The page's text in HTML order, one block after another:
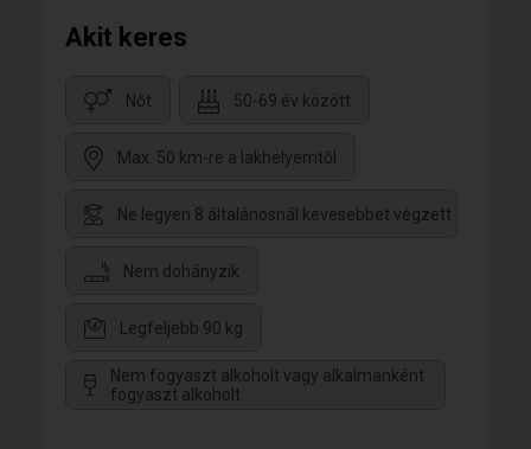
Akit keres
Nőt 50-69 év között
Max. 50 km-re a lakhelyemtől
Ne legyen 8 általánosnál kevesebbet végzett
Nem dohányzik
Legfeljebb 90 kg
Nem fogyaszt alkoholt vagy alkalmanként
fogyaszt alkoholt